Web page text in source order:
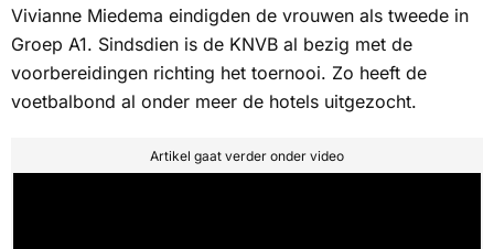
Vivianne Miedema eindigden de vrouwen als tweede in
Groep A1. Sindsdien is de KNVB al bezig met de
voorbereidingen richting het toernooi. Zo heeft de
voetbalbond al onder meer de hotels uitgezocht.
Artikel gaat verder onder video